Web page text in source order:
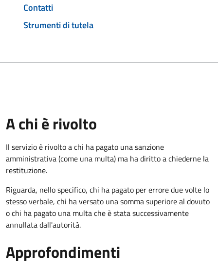
Contatti
Strumenti di tutela
A chi è rivolto
Il servizio è rivolto a chi ha pagato una sanzione
amministrativa (come una multa) ma ha diritto a chiederne la
restituzione.
Riguarda, nello specifico, chi ha pagato per errore due volte lo
stesso verbale, chi ha versato una somma superiore al dovuto
o chi ha pagato una multa che è stata successivamente
annullata dall'autorità.
Approfondimenti